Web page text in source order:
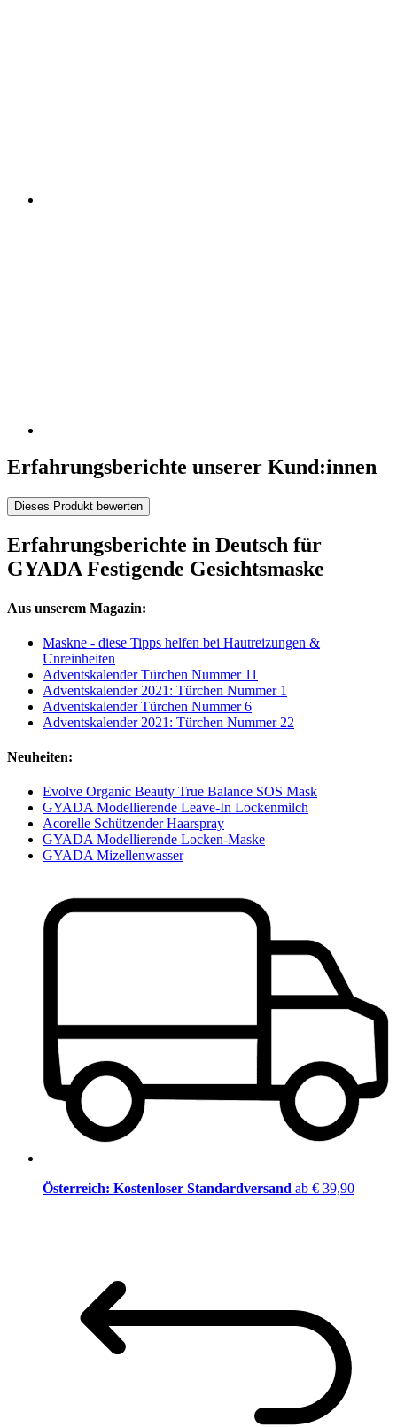
Erfahrungsberichte unserer Kund:innen
Dieses Produkt bewerten
Erfahrungsberichte in Deutsch für
GYADA Festigende Gesichtsmaske
Aus unserem Magazin:
Maskne - diese Tipps helfen bei Hautreizungen &
Unreinheiten
Adventskalender Türchen Nummer 11
Adventskalender 2021: Türchen Nummer 1
Adventskalender Türchen Nummer 6
Adventskalender 2021: Türchen Nummer 22
Neuheiten:
Evolve Organic Beauty True Balance SOS Mask
GYADA Modellierende Leave-In Lockenmilch
Acorelle Schützender Haarspray
GYADA Modellierende Locken-Maske
GYADA Mizellenwasser
Österreich: Kostenloser Standardversand ab € 39,90